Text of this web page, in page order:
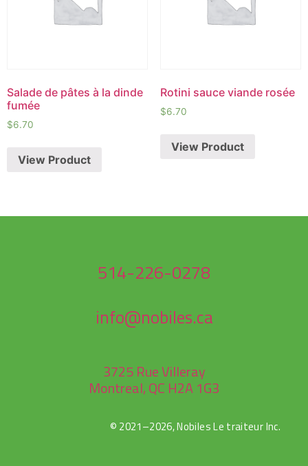
Salade de pâtes à la dinde
fumée
$6.70
View Product
Rotini sauce viande rosée
$6.70
View Product
514-226-0278
info@nobiles.ca
3725 Rue Villeray
Montreal, QC H2A 1G3
© 2021–2026, Nobiles Le traiteur Inc.